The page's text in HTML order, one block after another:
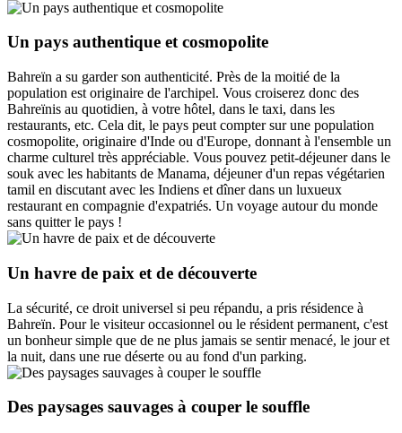
Un pays authentique et cosmopolite
Bahreïn a su garder son authenticité. Près de la moitié de la
population est originaire de l'archipel. Vous croiserez donc des
Bahreïnis au quotidien, à votre hôtel, dans le taxi, dans les
restaurants, etc. Cela dit, le pays peut compter sur une population
cosmopolite, originaire d'Inde ou d'Europe, donnant à l'ensemble un
charme culturel très appréciable. Vous pouvez petit-déjeuner dans le
souk avec les habitants de Manama, déjeuner d'un repas végétarien
tamil en discutant avec les Indiens et dîner dans un luxueux
restaurant en compagnie d'expatriés. Un voyage autour du monde
sans quitter le pays !
Un havre de paix et de découverte
La sécurité, ce droit universel si peu répandu, a pris résidence à
Bahreïn. Pour le visiteur occasionnel ou le résident permanent, c'est
un bonheur simple que de ne plus jamais se sentir menacé, le jour et
la nuit, dans une rue déserte ou au fond d'un parking.
Des paysages sauvages à couper le souffle